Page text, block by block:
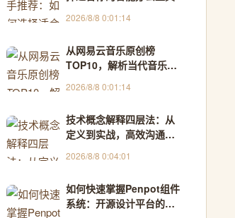
2026/8/8 0:01:14
从网易云音乐原创榜
TOP10，解析当代音乐创
2026/8/8 0:01:14
技术概念解释四层法：从
定义到实战，高效沟通与
2026/8/8 0:04:01
如何快速掌握Penpot组件
系统：开源设计平台的终